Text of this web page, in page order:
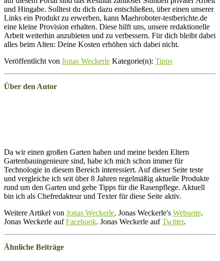
und Hingabe. Solltest du dich dazu entschließen, über einen unserer
Links ein Produkt zu erwerben, kann Maehroboter-testberichte.de
eine kleine Provision erhalten. Diese hilft uns, unsere redaktionelle
Arbeit weiterhin anzubieten und zu verbessern. Für dich bleibt dabei
alles beim Alten: Deine Kosten erhöhen sich dabei nicht.
Veröffentlicht von Jonas Weckerle Kategorie(n): Tipps
Über den Autor
Da wir einen großen Garten haben und meine beiden Eltern
Gartenbauingenieure sind, habe ich mich schon immer für
Technologie in diesem Bereich interessiert. Auf dieser Seite teste
und vergleiche ich seit über 8 Jahren regelmäßig aktuelle Produkte
rund um den Garten und gebe Tipps für die Rasenpflege. Aktuell
bin ich als Chefredakteur und Texter für diese Seite aktiv.
Weitere Artikel von Jonas Weckerle. Jonas Weckerle's Webseite.
Jonas Weckerle aufFacebook. Jonas Weckerle aufTwitter.
Ähnliche Beiträge